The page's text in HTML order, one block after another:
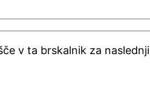
v ta brskalnik za